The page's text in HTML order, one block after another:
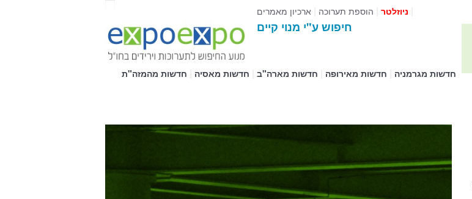
ארכיון מאמרים| הוספת תערוכה ניוזלטר
חיפוש ע"י מנוי קיים
חדשות מהמזה"ת חדשות מאסיה |חדשות מארה"ב חדשות מאירופה חדשות מגרמניה